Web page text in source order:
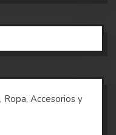
Ropa, Accesorios y